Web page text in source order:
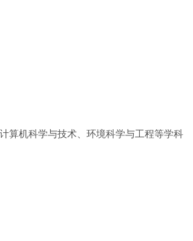
算机科学与技术、环境科学与工程等学科